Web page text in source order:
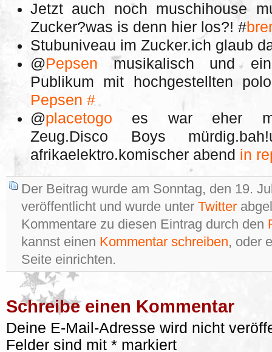
Jetzt auch noch muschihouse
Zucker?was is denn hier los?! #
Stubuniveau im Zucker.ich glaub
@Pepsen musikalisch und
Publikum mit hochgestellten
Pepsen #
@placetogo es war eher
Zeug.Disco Boys
afrikaelektro.komischer abend in
Der Beitrag wurde am Sonntag, den 19.
veröffentlicht und wurde unter Twitter
Kommentare zu diesen Eintrag durch den
kannst einen Kommentar schreiben, oder
Seite einrichten.
Schreibe einen Kommentar
Deine E-Mail-Adresse wird nicht
Felder sind mit * markiert